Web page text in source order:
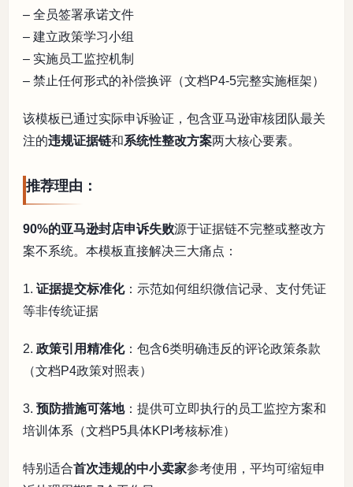
– 全员签署承诺文件
– 建立政策学习小组
– 实施员工监控机制
– 禁止任何形式的补偿换评（文档P4-5完整实施框架）
该模板已通过实际申诉验证，包含亚马逊审核团队最关
注的违规证据链和系统性整改方案两大核心要素。
推荐理由：
90%的亚马逊封店申诉失败源于证据链不完整或整改方
案不系统。本模板直接解决三大痛点：
1. 证据提交标准化：示范如何组织微信记录、支付凭证
等非传统证据
2. 政策引用精准化：包含6类明确违反的评论政策条款
（文档P4政策对照表）
3. 预防措施可落地：提供可立即执行的员工监控方案和
培训体系（文档P5具体KPI考核标准）
特别适合首次违规的中小卖家参考使用，平均可缩短申